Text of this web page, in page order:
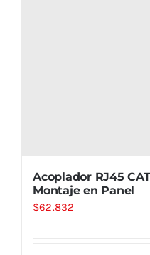
Acoplador RJ45
Montaje en Panel
$62.832